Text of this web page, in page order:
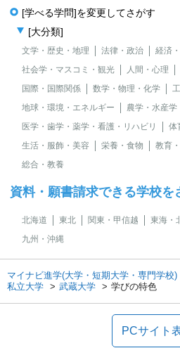
[学べる学問]を変更してさがす
[大分類]
文学・歴史・地理 法律・政治
経済
社会学・マスコミ・観光
人間・心理
国際・国際関係
数学・物理・化学
地球・環境・エネルギー
農学・水産学
医学・歯学・薬学・看護・リハビリ
体
生活・服飾・美容
栄養・食物 教育
総合・教養
資料・願書請求できる学校を
北海道 東北 関東・甲信越 東海・
九州・沖縄
マイナビ進学(大学・短期大学・専門学校)
私立大学
武蔵大学 学びの特色
PCサイト